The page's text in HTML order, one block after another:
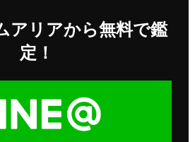
アリアから無料で鑑
定！